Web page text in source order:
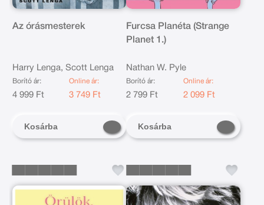
Az órásmesterek
Harry Lenga, Scott Lenga
Borító ár:
4 999 Ft
Online ár:
3 749 Ft
Kosárba
Furcsa Planéta (Strange
Planet 1.)
Nathan W. Pyle
Borító ár:
2 799 Ft
Online ár:
2 099 Ft
Kosárba